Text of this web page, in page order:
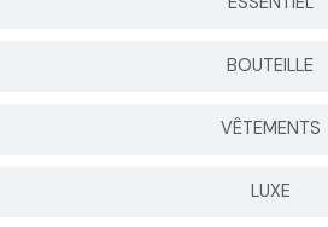
BOUTEILLE
VÊTEMENTS
LUXE